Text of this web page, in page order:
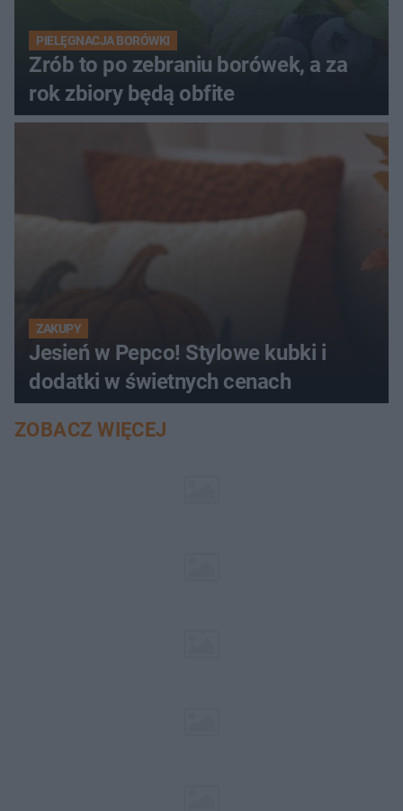
PIELĘGNACJA BORÓWKI
Zrób to po zebraniu borówek, a za
rok zbiory będą obfite
ZAKUPY
Jesień w Pepco! Stylowe kubki i
dodatki w świetnych cenach
ZOBACZ WIĘCEJ